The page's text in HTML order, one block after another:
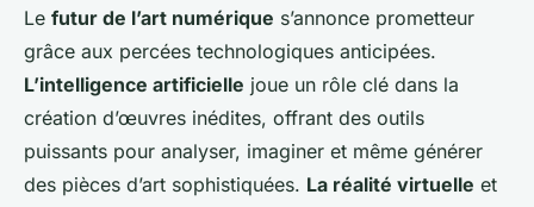
Le futur de l’art numérique s’annonce prometteur
grâce aux percées technologiques anticipées.
L’intelligence artificielle joue un rôle clé dans la
création d’œuvres inédites, offrant des outils
puissants pour analyser, imaginer et même générer
des pièces d’art sophistiquées. La réalité virtuelle et